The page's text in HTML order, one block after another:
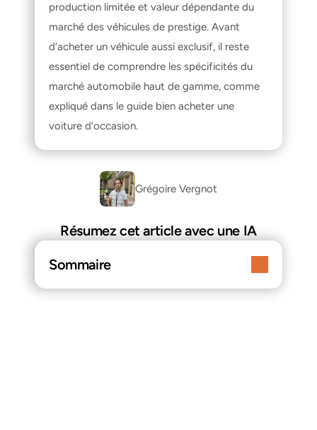
production limitée et valeur dépendante du
marché des véhicules de prestige. Avant
d’acheter un véhicule aussi exclusif, il reste
essentiel de comprendre les spécificités du
marché automobile haut de gamme, comme
expliqué dans le guide bien acheter une
voiture d’occasion.
Grégoire Vergnot
Résumez cet article avec une IA
Sommaire